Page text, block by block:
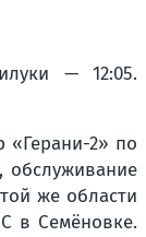
— 12:05.
«Герани-2» по
обслуживание
же области
в Семёновке.